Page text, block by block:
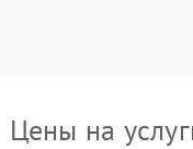
Цены на